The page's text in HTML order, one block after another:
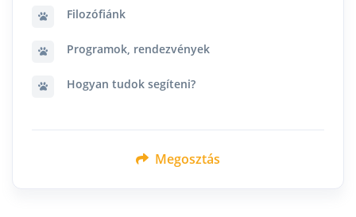
Filozófiánk
Programok, rendezvények
Hogyan tudok segíteni?
Megosztás